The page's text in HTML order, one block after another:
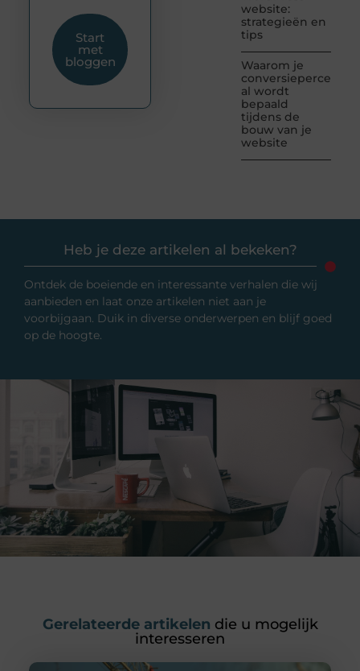
website:
strategieën en
tips
Waarom je
al wordt
bepaald
tijdens de
bouw van je
website
Start
met
bloggen
Heb je deze artikelen al bekeken?
Ontdek de boeiende en interessante verhalen die wij
aanbieden en laat onze artikelen niet aan je
voorbijgaan. Duik in diverse onderwerpen en blijf goed
op de hoogte.
Gerelateerde artikelen die u mogelijk
interesseren